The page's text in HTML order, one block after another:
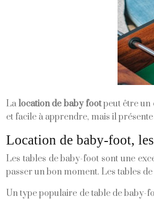
Lalocation de baby footpeut être un
et facile à apprendre, mais il
Location de baby-foot,
Les tables de baby-foot sont une
passer un bon moment. Les tables
Un type populaire de table de baby-